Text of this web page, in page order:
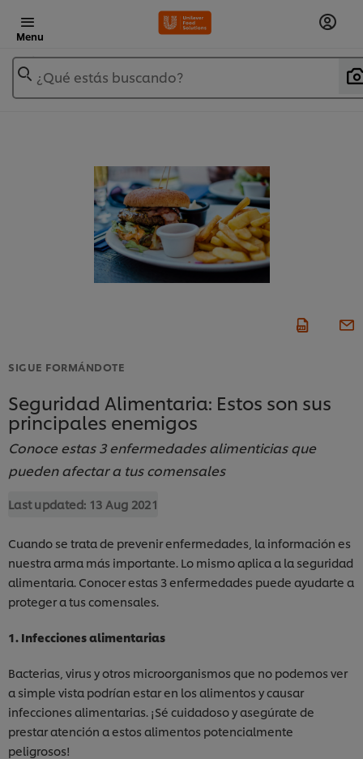
Menu
¿Qué estás buscando?
SIGUE FORMÁNDOTE
Seguridad Alimentaria: Estos son sus
principales enemigos
Conoce estas 3 enfermedades alimenticias que
pueden afectar a tus comensales
Last updated: 13 Aug 2021
Cuando se trata de prevenir enfermedades, la información es
nuestra arma más importante. Lo mismo aplica a la seguridad
alimentaria. Conocer estas 3 enfermedades puede ayudarte a
proteger a tus comensales.
1. Infecciones alimentarias
Bacterias, virus y otros microorganismos que no podemos ver
a simple vista podrían estar en los alimentos y causar
infecciones alimentarias. ¡Sé cuidadoso y asegúrate de
prestar atención a estos alimentos potencialmente
peligrosos!